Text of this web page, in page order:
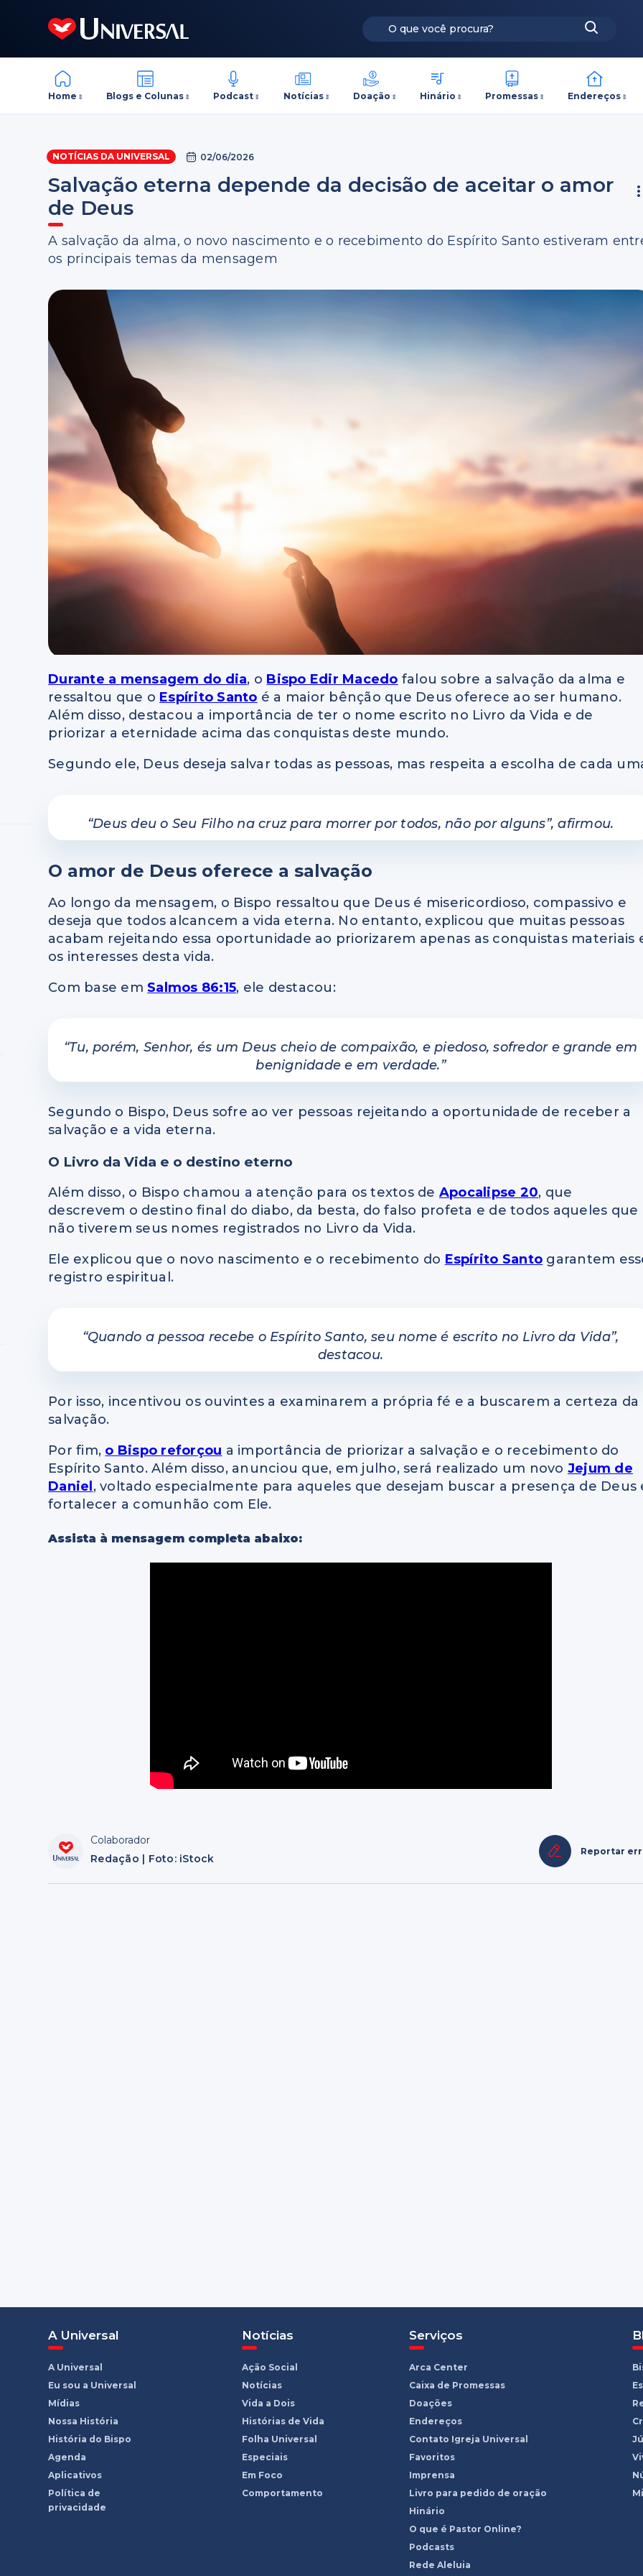
Home Blogs e Colunas Podcast Notícias Doação Hinário Promessas Endereços
NOTÍCIAS DA UNIVERSAL 02/06/2026
Salvação eterna depende da decisão de aceitar o amor
de Deus
A salvação da alma, o novo nascimento e o recebimento do Espírito Santo estiveram
os principais temas da mensagem
Durante a mensagem do dia, o Bispo Edir Macedo falou sobre a salvação da alma e
ressaltou que o Espírito Santo é a maior bênção que Deus oferece ao ser humano.
Além disso, destacou a importância de ter o nome escrito no Livro da Vida e de
priorizar a eternidade acima das conquistas deste mundo.
Segundo ele, Deus deseja salvar todas as pessoas, mas respeita a escolha de cada
“Deus deu o Seu Filho na cruz para morrer por todos, não por alguns”, afirmou.
O amor de Deus oferece a salvação
Ao longo da mensagem, o Bispo ressaltou que Deus é misericordioso, compassivo e
deseja que todos alcancem a vida eterna. No entanto, explicou que muitas pessoas
acabam rejeitando essa oportunidade ao priorizarem apenas as conquistas materiais
os interesses desta vida.
Com base em Salmos 86:15, ele destacou:
“Tu, porém, Senhor, és um Deus cheio de compaixão, e piedoso, sofredor e grande em
benignidade e em verdade.”
Segundo o Bispo, Deus sofre ao ver pessoas rejeitando a oportunidade de receber a
salvação e a vida eterna.
O Livro da Vida e o destino eterno
Além disso, o Bispo chamou a atenção para os textos de Apocalipse 20, que
descrevem o destino final do diabo, da besta, do falso profeta e de todos aqueles que
não tiverem seus nomes registrados no Livro da Vida.
Ele explicou que o novo nascimento e o recebimento do Espírito Santo garantem
registro espiritual.
“Quando a pessoa recebe o Espírito Santo, seu nome é escrito no Livro da Vida”,
destacou.
Por isso, incentivou os ouvintes a examinarem a própria fé e a buscarem a certeza da
salvação.
Por fim, o Bispo reforçou a importância de priorizar a salvação e o recebimento do
Espírito Santo. Além disso, anunciou que, em julho, será realizado um novo Jejum de
Daniel, voltado especialmente para aqueles que desejam buscar a presença de Deus
fortalecer a comunhão com Ele.
Assista à mensagem completa abaixo:
Colaborador
Redação | Foto: iStock
Reportar
A Universal
A Universal
Eu sou a Universal
Mídias
Nossa História
História do Bispo
Agenda
Aplicativos
Política de
privacidade
Notícias
Ação Social
Notícias
Vida a Dois
Histórias de Vida
Folha Universal
Especiais
Em Foco
Comportamento
Serviços
Arca Center
Caixa de Promessas
Doações
Endereços
Contato Igreja Universal
Favoritos
Imprensa
Livro para pedido de oração
Hinário
O que é Pastor Online?
Podcasts
Rede Aleluia